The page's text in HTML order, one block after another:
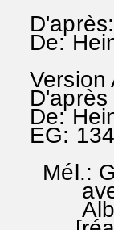
De:
Version
De:
EG:
Mél.:
avec